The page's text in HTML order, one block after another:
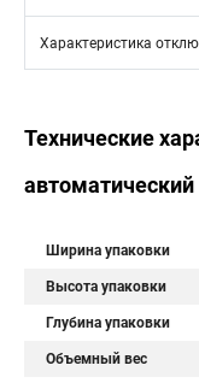
Характеристика
Технические
Ширина упаковки
Высота упаковки
Глубина упаковки
Объемный вес